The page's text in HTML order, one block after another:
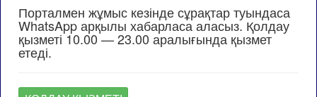
Порталмен жұмыс кезінде сұрақтар туындаса
WhatsApp арқылы хабарласа аласыз. Қолдау
қызметі 10.00 — 23.00 аралығында қызмет
етеді.